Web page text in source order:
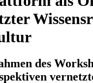
des